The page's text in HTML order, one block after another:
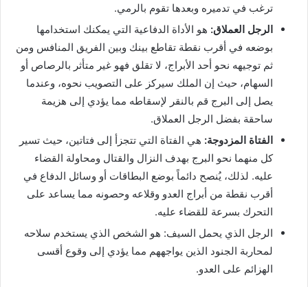
ترغب في تدميره وبعدها تقوم بالرمي.
الرجل العملاق: هو الأداة الدفاعية التي يمكنك استخدامها
بوضعه في أقرب نقطة تقاطع بينك وبين الفريق المنافس ومن
ثم توجيهه نحو أحد الأبراج، لا تقلق فهو غير متأثر بالرصاص أو
السهام، حيث إن الملك سيركز على التصويب نحوه، وعندما
يصل إلى البرج قم بالنقر لإسقاطه مما يؤدي إلى هزيمة
ساحقة بفضل الرجل العملاق.
الفتاة المزدوجة: هي الفتاة التي تتجزأ إلى فتاتين، حيث تسير
كل منهما نحو البرج بهدف النزال والقتال ومحاولة القضاء
عليه. لذلك، يُنصح دائماً بوضع البطاقات أو وسائل الدفاع في
أقرب نقطة من أبراج العدو وقلاعه وحصونه مما يساعد على
التحرك بسرعة للقضاء عليه.
الرجل الذي يحمل السيف: هو الشخص الذي يستخدم سلاحه
لمحاربة الجنود الذين يواجههم مما يؤدي إلى وقوع أقسى
الهزائم على العدو.